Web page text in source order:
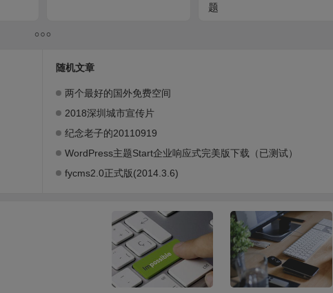
题
随机文章
两个最好的国外免费空间
2018深圳城市宣传片
纪念老子的20110919
WordPress主题Start企业响应式完美版下载（已测试）
fycms2.0正式版(2014.3.6)